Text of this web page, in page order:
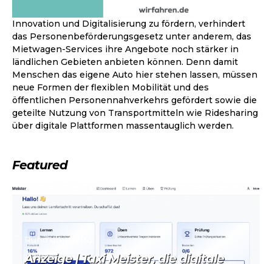
Innovation und Digitalisierung zu fördern, verhindert
das Personenbeförderungsgesetz unter anderem, das
Mietwagen-Services ihre Angebote noch stärker in
ländlichen Gebieten anbieten können. Denn damit
Menschen das eigene Auto hier stehen lassen, müssen
neue Formen der flexiblen Mobilität und des
öffentlichen Personennahverkehrs gefördert sowie die
geteilte Nutzung von Transportmitteln wie Ridesharing
über digitale Plattformen massentauglich werden.
Featured
Rund ums Auto
Anzeige | Taxi Meister, die digitale